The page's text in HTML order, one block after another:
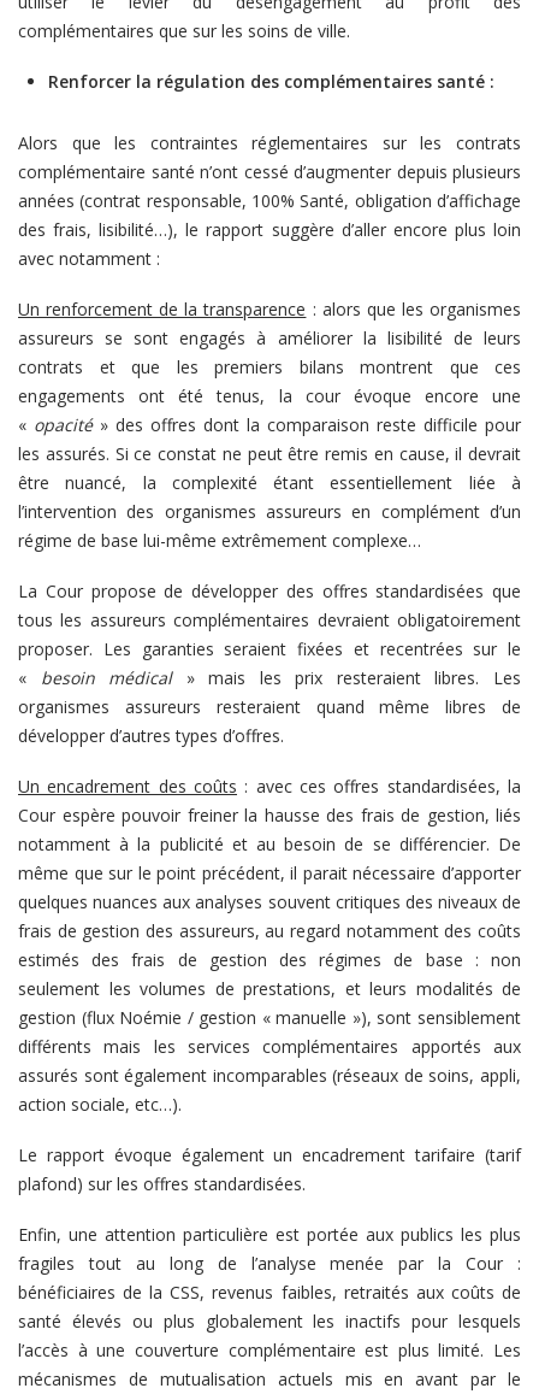
complémentaires que sur les soins de ville.
Renforcer la régulation des complémentaires santé :
Alors que les contraintes réglementaires sur les contrats
complémentaire santé n’ont cessé d’augmenter depuis plusieurs
années (contrat responsable, 100% Santé, obligation d’affichage
des frais, lisibilité…), le rapport suggère d’aller encore plus loin
avec notamment :
Un renforcement de la transparence : alors que les organismes
assureurs se sont engagés à améliorer la lisibilité de leurs
contrats et que les premiers bilans montrent que ces
engagements ont été tenus, la cour évoque encore une
« opacité» des offres dont la comparaison reste difficile pour
les assurés. Si ce constat ne peut être remis en cause, il devrait
être nuancé, la complexité étant essentiellement liée à
l’intervention des organismes assureurs en complément d’un
régime de base lui-même extrêmement complexe…
La Cour propose de développer des offres standardisées que
tous les assureurs complémentaires devraient obligatoirement
proposer. Les garanties seraient fixées et recentrées sur le
« besoin médical» mais les prix resteraient libres. Les
organismes assureurs resteraient quand même libres de
développer d’autres types d’offres.
Un encadrement des coûts : avec ces offres standardisées, la
Cour espère pouvoir freiner la hausse des frais de gestion, liés
notamment à la publicité et au besoin de se différencier. De
même que sur le point précédent, il parait nécessaire d’apporter
quelques nuances aux analyses souvent critiques des niveaux de
frais de gestion des assureurs, au regard notamment des coûts
estimés des frais de gestion des régimes de base : non
seulement les volumes de prestations, et leurs modalités de
gestion (flux Noémie / gestion « manuelle »), sont sensiblement
différents mais les services complémentaires apportés aux
assurés sont également incomparables (réseaux de soins, appli,
action sociale, etc…).
Le rapport évoque également un encadrement tarifaire (tarif
plafond) sur les offres standardisées.
Enfin, une attention particulière est portée aux publics les plus
fragiles tout au long de l’analyse menée par la Cour :
bénéficiaires de la CSS, revenus faibles, retraités aux coûts de
santé élevés ou plus globalement les inactifs pour lesquels
l’accès à une couverture complémentaire est plus limité. Les
mécanismes de mutualisation actuels mis en avant par le